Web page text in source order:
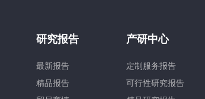
研究报告
最新报告
精品报告
产研中心
定制服务报告
可行性研究报告